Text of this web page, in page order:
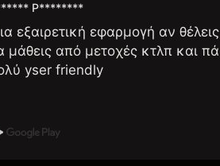
P********
εξαιρετική εφαρμογή αν θέλεις
μάθεις από μετοχές κτλπ και
yser friendly